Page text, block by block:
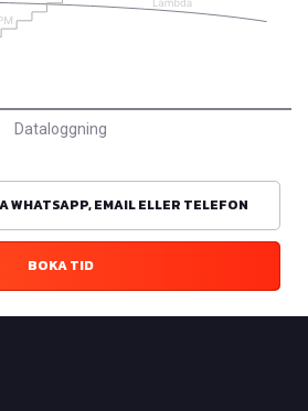
Dataloggning
WHATSAPP, EMAIL ELLER TELEFON
BOKA TID